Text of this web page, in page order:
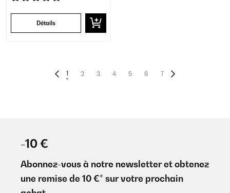
Détails
1 2 3 4 5 6 7
-10 €
Abonnez-vous à notre newsletter et obtenez
une remise de 10 €* sur votre prochain